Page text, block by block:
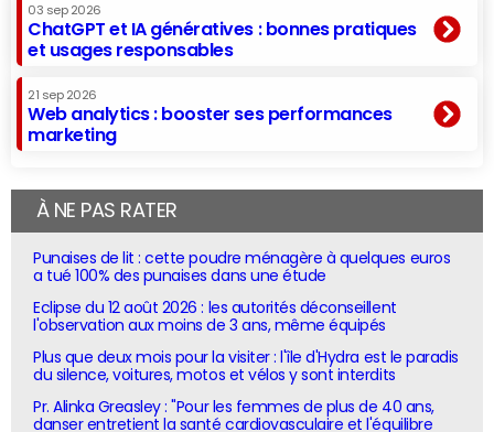
03 sep 2026
ChatGPT et IA génératives : bonnes pratiques
et usages responsables
21 sep 2026
Web analytics : booster ses performances
marketing
À NE PAS RATER
Punaises de lit : cette poudre ménagère à quelques euros
a tué 100% des punaises dans une étude
Eclipse du 12 août 2026 : les autorités déconseillent
l'observation aux moins de 3 ans, même équipés
Plus que deux mois pour la visiter : l'île d'Hydra est le paradis
du silence, voitures, motos et vélos y sont interdits
Pr. Alinka Greasley : "Pour les femmes de plus de 40 ans,
danser entretient la santé cardiovasculaire et l'équilibre